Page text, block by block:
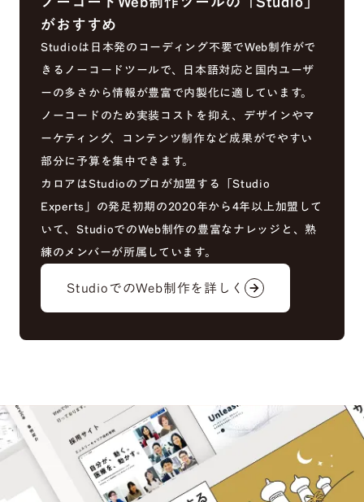
がおすすめ
Studioは日本発のコーディング不要でWeb制作がで
きるノーコードツールで、日本語対応と国内ユーザ
ーの多さから情報が豊富で内製化に適しています。
ノーコードのため実装コストを抑え、デザインやマ
ーケティング、コンテンツ制作など成果がでやすい
部分に予算を集中できます。
カロアはStudioのプロが加盟する「Studio
Experts」の発足初期の2020年から4年以上加盟して
いて、StudioでのWeb制作の豊富なナレッジと、熟
練のメンバーが所属しています。
StudioでのWeb制作を詳しく arrow_forward
arrow_forward